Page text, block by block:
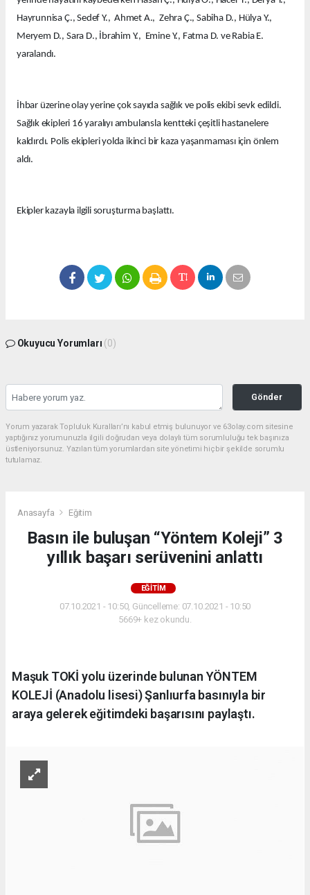
Hayrunnisa Ç., Sedef Y., Ahmet A., Zehra Ç., Sabiha D., Hülya Y.,
Meryem D., Sara D., İbrahim Y., Emine Y., Fatma D. ve Rabia E.
yaralandı.
İhbar üzerine olay yerine çok sayıda sağlık ve polis ekibi sevk edildi.
Sağlık ekipleri 16 yaralıyı ambulansla kentteki çeşitli hastanelere
kaldırdı. Polis ekipleri yolda ikinci bir kaza yaşanmaması için önlem
aldı.
Ekipler kazayla ilgili soruşturma başlattı.
Okuyucu Yorumları (0)
Gönder
Yorum yazarak Topluluk Kuralları’nı kabul etmiş bulunuyor ve 63olay.com sitesine
yaptığınız yorumunuzla ilgili doğrudan veya dolaylı tüm sorumluluğu tek başınıza
üstleniyorsunuz. Yazılan tüm yorumlardan site yönetimi hiçbir şekilde sorumlu
tutulamaz.
Anasayfa Eğitim
Basın ile buluşan “Yöntem Koleji” 3
yıllık başarı serüvenini anlattı
EĞITIM
07.10.2021 - 10:50, Güncelleme: 07.10.2021 - 10:50
5669+ kez okundu.
Maşuk TOKİ yolu üzerinde bulunan YÖNTEM
KOLEJİ (Anadolu lisesi) Şanlıurfa basınıyla bir
araya gelerek eğitimdeki başarısını paylaştı.